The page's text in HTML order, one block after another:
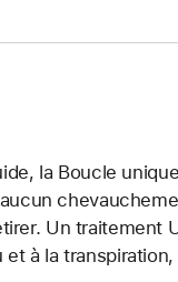
la Boucle
Un traitement
à la